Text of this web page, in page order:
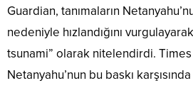
Guardian, tanımaların
nedeniyle hızlandığını
tsunami” olarak nitelendirdi.
Netanyahu’nun bu baskı